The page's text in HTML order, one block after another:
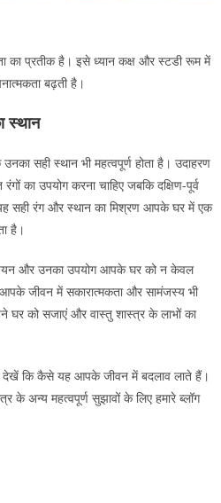
का प्रतीक है। इसे ध्यान कक्ष और स्टडी रूम में
बढ़ती है।
स्थान
सही स्थान भी महत्वपूर्ण होता है। उदाहरण
का उपयोग करना चाहिए जबकि दक्षिण-पूर्व
सही रंग और स्थान का मिश्रण आपके घर में एक
है।
और उनका उपयोग आपके घर को न केवल
जीवन में सकारात्मकता और सामंजस्य भी
घर को सजाएं और वास्तु शास्त्र के लाभों का
देखें कि कैसे यह आपके जीवन में बदलाव लाते हैं।
के अन्य महत्वपूर्ण सुझावों के लिए हमारे ब्लॉग